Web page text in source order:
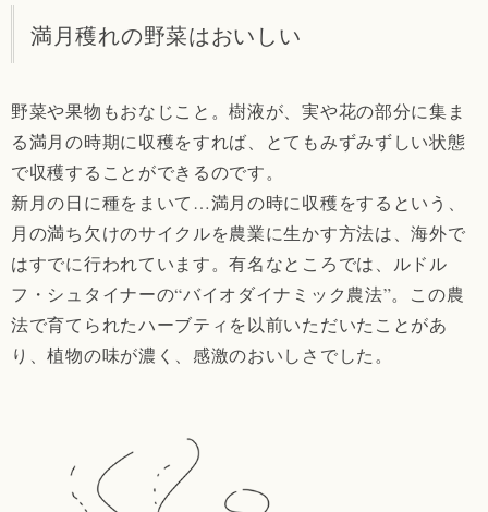
満月穫れの野菜はおいしい
野菜や果物もおなじこと。樹液が、実や花の部分に集ま
る満月の時期に収穫をすれば、とてもみずみずしい状態
で収穫することができるのです。
新月の日に種をまいて…満月の時に収穫をするという、
月の満ち欠けのサイクルを農業に生かす方法は、海外で
はすでに行われています。有名なところでは、ルドル
フ・シュタイナーの“バイオダイナミック農法”。この農
法で育てられたハーブティを以前いただいたことがあ
り、植物の味が濃く、感激のおいしさでした。